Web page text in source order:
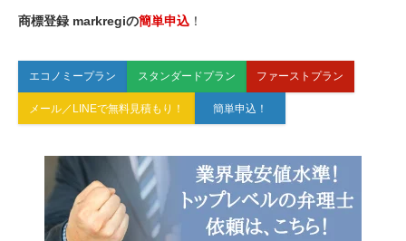
商標登録 markregiの簡単申込 ！
エコノミープラン スタンダードプラン ファーストプラン
メール／LINEで無料見積もり！ 簡単申込！